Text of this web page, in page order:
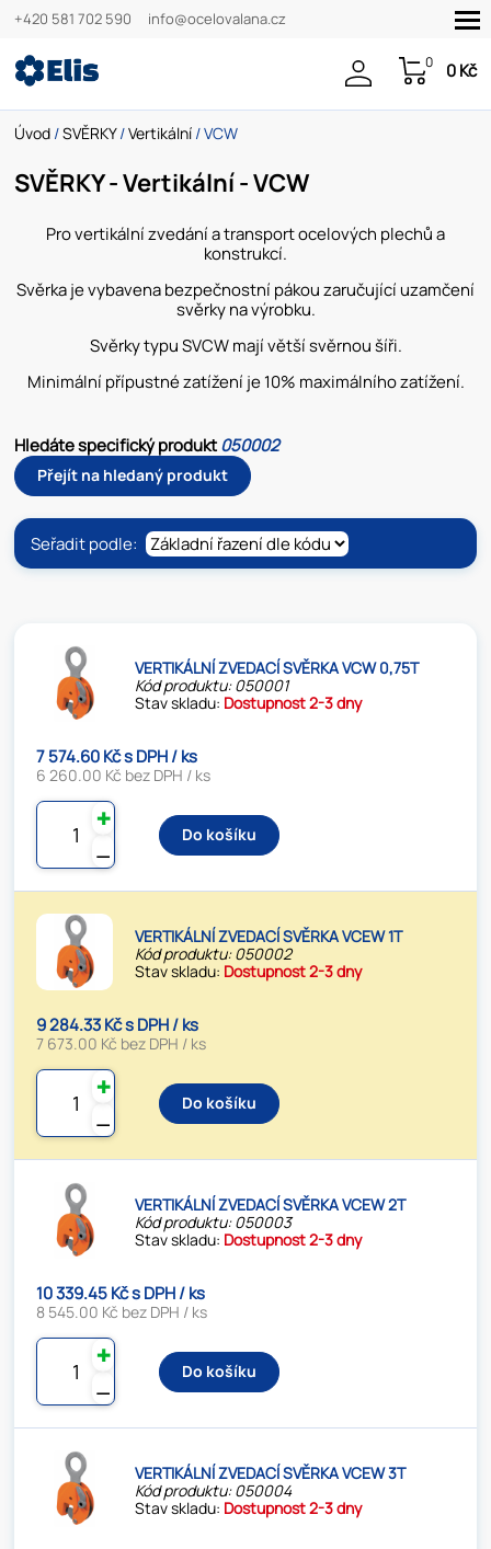
+420 581 702 590 info@ocelovalana.cz
0 0 Kč
Úvod /SVĚRKY/Vertikální / VCW
SVĚRKY - Vertikální - VCW
Pro vertikální zvedání a transport ocelových plechů a
konstrukcí.
Svěrka je vybavena bezpečnostní pákou zaručující uzamčení
svěrky na výrobku.
Svěrky typu SVCW mají větší svěrnou šíři.
Minimální přípustné zatížení je 10% maximálního zatížení.
Hledáte specifický produkt050002
Přejít na hledaný produkt
Seřadit podle:
VERTIKÁLNÍ ZVEDACÍ SVĚRKA VCW 0,75T
Kód produktu: 050001
Stav skladu: Dostupnost 2-3 dny
7 574.60 Kč s DPH / ks
6 260.00 Kč bez DPH / ks
⚊
✚
Do košíku
VERTIKÁLNÍ ZVEDACÍ SVĚRKA VCEW 1T
Kód produktu: 050002
Stav skladu: Dostupnost 2-3 dny
9 284.33 Kč s DPH / ks
7 673.00 Kč bez DPH / ks
⚊
✚
Do košíku
VERTIKÁLNÍ ZVEDACÍ SVĚRKA VCEW 2T
Kód produktu: 050003
Stav skladu: Dostupnost 2-3 dny
10 339.45 Kč s DPH / ks
8 545.00 Kč bez DPH / ks
⚊
✚
Do košíku
VERTIKÁLNÍ ZVEDACÍ SVĚRKA VCEW 3T
Kód produktu: 050004
Stav skladu: Dostupnost 2-3 dny